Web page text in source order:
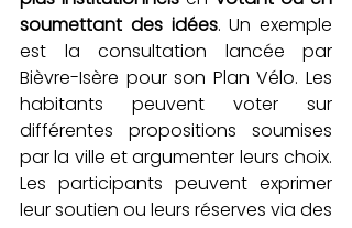
soumettant des idées. Un exemple
est la consultation lancée par
Bièvre-Isère pour son Plan Vélo. Les
habitants peuvent voter sur
différentes propositions soumises
par la ville et argumenter leurs choix.
Les participants peuvent exprimer
leur soutien ou leurs réserves via des